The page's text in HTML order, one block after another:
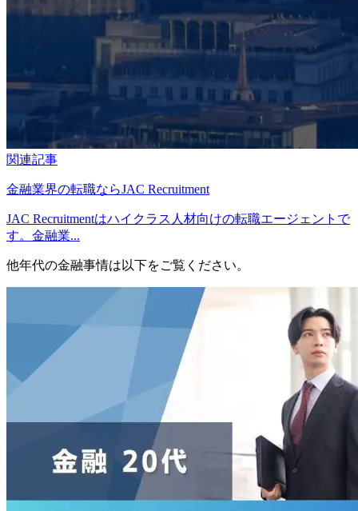
関連記事
金融業界の転職ならJAC Recruitment
JAC Recruitmentはハイクラス人材向けの転職エージェントで
す。金融業...
他年代の金融事情は以下をご覧ください。